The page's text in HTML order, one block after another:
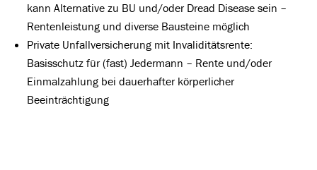
kann Alternative zu BU und/oder Dread Disease sein –
Rentenleistung und diverse Bausteine möglich
Private Unfallversicherung mit Invaliditätsrente:
Basisschutz für (fast) Jedermann – Rente und/oder
Einmalzahlung bei dauerhafter körperlicher
Beeinträchtigung